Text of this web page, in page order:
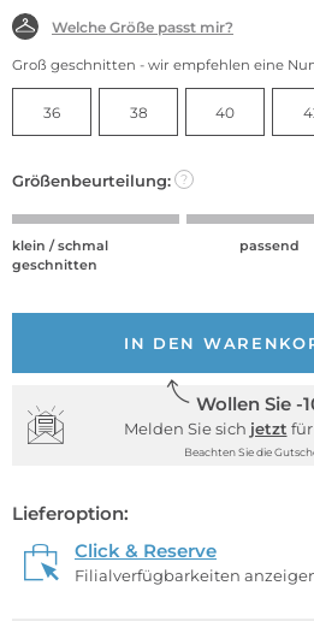
Welche Größe passt mir?
Groß geschnitten - wir empfehlen eine
36 38 40
Größenbeurteilung: ?
klein / schmal
geschnitten
passend
IN DEN
Wollen Sie -
Melden Sie sich jetzt
Beachten Sie die
Lieferoption:
Click & Reserve
Filialverfügbarkeiten